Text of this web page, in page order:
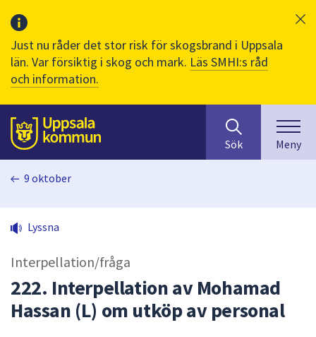
Just nu råder det stor risk för skogsbrand i Uppsala
län. Var försiktig i skog och mark. Läs SMHI:s råd
och information.
Till sidans
huvudinnehåll
efter
innehåll
på
sökfältet
kommer
sökförslag
Sök Meny
9 oktober
Lyssna
Interpellation/fråga
222. Interpellation av Mohamad
Hassan (L) om utköp av personal